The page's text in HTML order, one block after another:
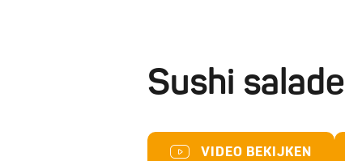
Sushi salade
VIDEO BEKIJKEN